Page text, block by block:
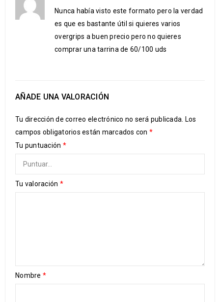
Valorado con5
Nunca había visto este formato pero la verdad
es que es bastante útil si quieres varios
overgrips a buen precio pero no quieres
comprar una tarrina de 60/100 uds
AÑADE UNA VALORACIÓN
Tu dirección de correo electrónico no será publicada.
Los
campos obligatorios están marcados con *
Tu puntuación *
Tu valoración *
Nombre *